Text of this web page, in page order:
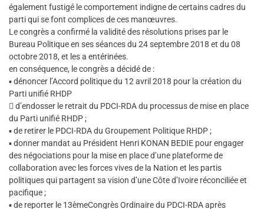
également fustigé le comportement indigne de certains cadres du
parti qui se font complices de ces manœuvres.
Le congrès a confirmé la validité des résolutions prises par le
Bureau Politique en ses séances du 24 septembre 2018 et du 08
octobre 2018, et les a entérinées.
en conséquence, le congrès a décidé de :
▪ dénoncer l’Accord politique du 12 avril 2018 pour la création du
Parti unifié RHDP
 d’endosser le retrait du PDCI-RDA du processus de mise en place
du Parti unifié RHDP ;
▪ de retirer le PDCI-RDA du Groupement Politique RHDP ;
▪ donner mandat au Président Henri KONAN BEDIE pour engager
des négociations pour la mise en place d’une plateforme de
collaboration avec les forces vives de la Nation et les partis
politiques qui partagent sa vision d’une Côte d’Ivoire réconciliée et
pacifique ;
▪ de reporter le 13èmeCongrès Ordinaire du PDCI-RDA après